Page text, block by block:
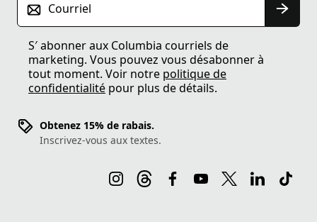
Courriel
S′ abonner aux Columbia courriels de
marketing. Vous pouvez vous désabonner à
tout moment. Voir notre politique de
confidentialité pour plus de détails.
Obtenez 15% de rabais.
Inscrivez-vous aux textes.